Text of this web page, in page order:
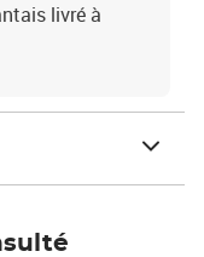
livré à